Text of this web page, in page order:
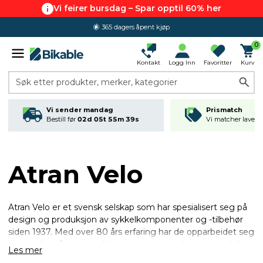
Vi feirer bursdag – Spar opptil 60% her
365 dagers åpent kjøp
Kontakt Logg Inn Favoritter
0
Kurv
Søk etter produkter, merker, kategorier
Vi sender mandag
Bestill før 02d 05t 55m 38s
Prismatch
Vi matcher
Atran Velo
Atran Velo er et svensk selskap som har spesialisert seg på
design og produksjon av sykkelkomponenter og -tilbehør
siden 1937. Med over 80 års erfaring har de opparbeidet seg
en god forståelse av syklistenes behov og leverer produkter
av høy kvalitet, funksjonalitet og stil. Deres overordnede
Les mer